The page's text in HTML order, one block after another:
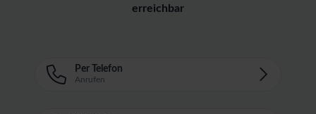
erreichbar
Per Telefon
Anrufen